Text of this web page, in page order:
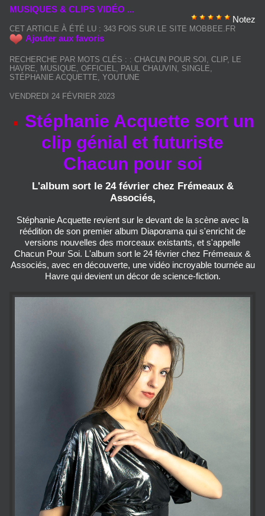
MUSIQUES & CLIPS VIDÉO ...
Notez
CET ARTICLE À ÉTÉ LU : 343 FOIS SUR LE SITE MOBBEE.FR
Ajouter aux favoris
RECHERCHE PAR MOTS CLÉS : : CHACUN POUR SOI CLIP, LE
HAVRE
MUSIQUE OFFICIEL PAUL CHAUVIN SINGLE
STÉPHANIE ACQUETTE YOUTUNE
VENDREDI 24 FÉVRIER 2023
Stéphanie Acquette sort un
clip génial et futuriste
Chacun pour soi
L'album sort le 24 février chez Frémeaux &
Associés,
Stéphanie Acquette revient sur le devant de la scène avec la
réédition de son premier album Diaporama qui s'enrichit de
versions nouvelles des morceaux existants, et s'appelle
Chacun Pour Soi. L'album sort le 24 février chez Frémeaux &
Associés, avec en découverte, une vidéo incroyable tournée au
Havre qui devient un décor de science-fiction.